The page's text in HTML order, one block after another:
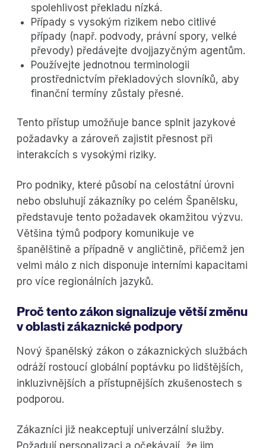
spolehlivost překladu nízká.
Případy s vysokým rizikem nebo citlivé
případy (např. podvody, právní spory, velké
převody) předávejte dvojjazyčným agentům.
Používejte jednotnou terminologii
prostřednictvím překladových slovníků, aby
finanční termíny zůstaly přesné.
Tento přístup umožňuje bance splnit jazykové
požadavky a zároveň zajistit přesnost při
interakcích s vysokými riziky.
Pro podniky, které působí na celostátní úrovni
nebo obsluhují zákazníky po celém Španělsku,
představuje tento požadavek okamžitou výzvu.
Většina týmů podpory komunikuje ve
španělštině a případně v angličtině, přičemž jen
velmi málo z nich disponuje interními kapacitami
pro více regionálních jazyků.
Proč tento zákon signalizuje větší změnu
v oblasti zákaznické podpory
Nový španělský zákon o zákaznických službách
odráží rostoucí globální poptávku po lidštějších,
inkluzivnějších a přístupnějších zkušenostech s
podporou.
Zákazníci již neakceptují univerzální služby.
Požadují personalizaci a očekávají, že jim